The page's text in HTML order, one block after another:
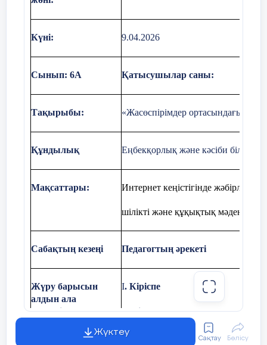
Күні: 9.04.2026
Сынып: 6А Қатысушылар саны:
Тақырыбы: «Жасөспірімдер ортасындағы
Құндылық Еңбекқорлық және кәсіби біліктілік
Мақсаттары: Интернет кеңістігінде
шілікті және құқықтық
Сабақтың кезеңі Педагогтың әрекеті
Жүру барысын
алдын ала
үйлестіру
Алғашқы сөз (кезең)
I. Кіріспе
Әңгіме
Мақсаты: сабақ тақырыбына
Жүктеу
Сақтау Бөлісу